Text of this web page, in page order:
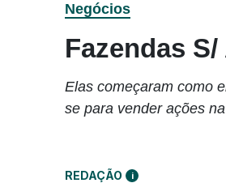
Negócios
Fazendas S/
Elas começaram como
se para vender ações
REDAÇÃO i